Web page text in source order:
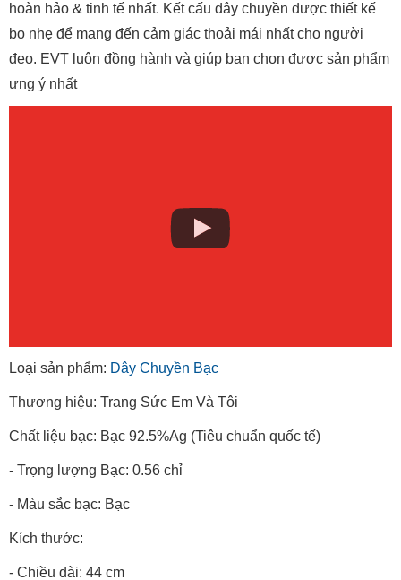
phẩm sử dụng chất liệu bạc 925 sáng đẹp tạo nên thiết kế
hoàn hảo & tinh tế nhất. Kết cấu dây chuyền được thiết kế
bo nhẹ để mang đến cảm giác thoải mái nhất cho người
đeo. EVT luôn đồng hành và giúp bạn chọn được sản phẩm
Loại sản phẩm:Dây Chuyền Bạc
Thương hiệu: Trang Sức Em Và Tôi
Chất liệu bạc: Bạc 92.5%Ag (Tiêu chuẩn quốc tế)
- Trọng lượng Bạc: 0.56 chỉ
- Màu sắc bạc: Bạc
Kích thước: